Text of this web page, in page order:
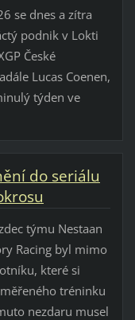
se dnes a zítra
podnik v Lokti
České
Lucas Coenen,
týden ve
do seriálu
týmu Nestaan
Racing byl mimo
které si
tréninku
nezdaru musel